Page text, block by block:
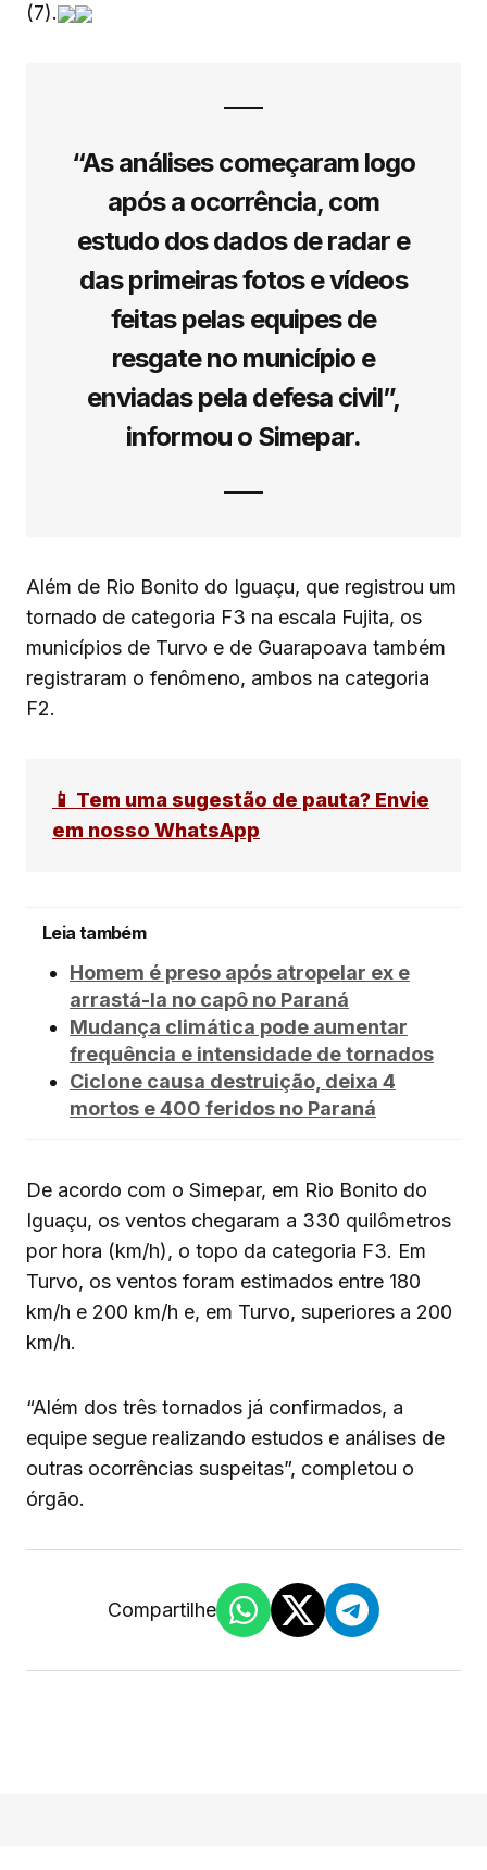
(7).
“As análises começaram logo
após a ocorrência, com
estudo dos dados de radar e
das primeiras fotos e vídeos
feitas pelas equipes de
resgate no município e
enviadas pela defesa civil”,
informou o Simepar.
Além de Rio Bonito do Iguaçu, que registrou um
tornado de categoria F3 na escala Fujita, os
municípios de Turvo e de Guarapoava também
registraram o fenômeno, ambos na categoria
F2.
📱 Tem uma sugestão de pauta? Envie
em nosso WhatsApp
Leia também
Homem é preso após atropelar ex e
arrastá-la no capô no Paraná
Mudança climática pode aumentar
frequência e intensidade de tornados
Ciclone causa destruição, deixa 4
mortos e 400 feridos no Paraná
De acordo com o Simepar, em Rio Bonito do
Iguaçu, os ventos chegaram a 330 quilômetros
por hora (km/h), o topo da categoria F3. Em
Turvo, os ventos foram estimados entre 180
km/h e 200 km/h e, em Turvo, superiores a 200
km/h.
“Além dos três tornados já confirmados, a
equipe segue realizando estudos e análises de
outras ocorrências suspeitas”, completou o
órgão.
Compartilhe